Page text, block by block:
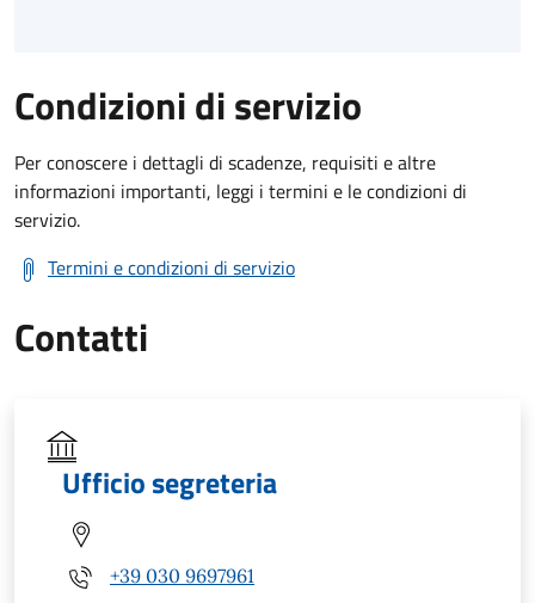
Condizioni di servizio
Per conoscere i dettagli di scadenze, requisiti e altre
informazioni importanti, leggi i termini e le condizioni di
servizio.
Termini e condizioni di servizio
Contatti
Ufficio segreteria
+39 030 9697961